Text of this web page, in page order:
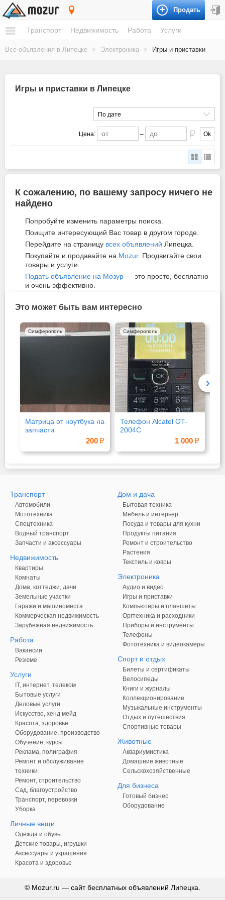
Продать
Транспорт Недвижимость Работа Услуги
Все объявления в Липецке > Электроника > Игры и приставки
Игры и приставки в Липецке
По дате
Цена: – Ok
К сожалению, по вашему запросу ничего не
найдено
Попробуйте изменить параметры поиска.
Поищите интересующий Вас товар в другом городе.
Перейдите на страницу всех объявлений Липецка.
Покупайте и продавайте на Mozur. Продвигайте свои
товары и услуги.
Подать объявление на Мозур — это просто, бесплатно
и очень эффективно.
Это может быть вам интересно
Матрица от ноутбука на
запчасти
200
Симферополь
Телефон Alcatel OT-
2004C
1 000
Симферополь
›
Транспорт
Автомобили
Мототехника
Спецтехника
Водный транспорт
Запчасти и аксессуары
Недвижимость
Квартиры
Комнаты
Дома, коттеджи, дачи
Земельные участки
Гаражи и машиноместа
Коммерческая недвижимость
Зарубежная недвижимость
Работа
Вакансии
Резюме
Услуги
IT, интернет, телеком
Бытовые услуги
Деловые услуги
Искусство, хенд мейд
Красота, здоровье
Оборудование, производство
Обучение, курсы
Реклама, полиграфия
Ремонт и обслуживание
техники
Ремонт, строительство
Сад, благоустройство
Транспорт, перевозки
Уборка
Личные вещи
Одежда и обувь
Детские товары, игрушки
Аксессуары и украшения
Красота и здоровье
Дом и дача
Бытовая техника
Мебель и интерьер
Посуда и товары для кухни
Продукты питания
Ремонт и строительство
Растения
Текстиль и ковры
Электроника
Аудио и видео
Игры и приставки
Компьютеры и планшеты
Оргтехника и расходники
Приборы и инструменты
Телефоны
Фототехника и видеокамеры
Спорт и отдых
Билеты и сертификаты
Велосипеды
Книги и журналы
Коллекционирование
Музыкальные инструменты
Отдых и путешествия
Спортивные товары
Животные
Аквариумистика
Домашние животные
Сельскохозяйственные
Для бизнеса
Готовый бизнес
Оборудование
© Mozur.ru — сайт бесплатных объявлений Липецка.